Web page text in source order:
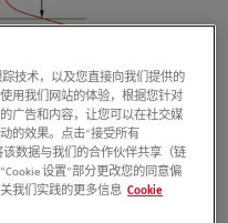
）用作光学切片性能的衡量
技术，以及您直接向我们提供的
用我们网站的体验，根据您针对
广告和内容，让您可以在社交媒
的效果。点击“接受所有
数据与我们的合作伙伴共享（链
设置”部分更改您的同意偏
我们实践的更多信息 Cookie